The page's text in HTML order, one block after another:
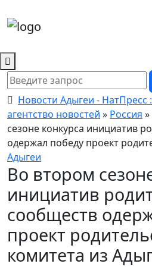
Новости Адыгеи -
агентство новостей » Россия »
сезоне конкурса инициатив
одержал победу проект
Адыгеи
Во втором
инициатив
сообществ
проект
комитета из